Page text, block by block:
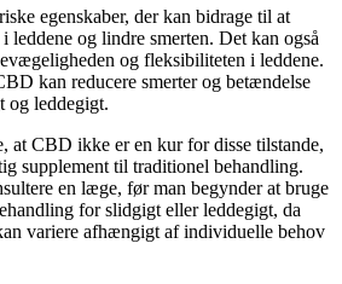
egenskaber, der kan bidrage til at
leddene og lindre smerten. Det kan også
og fleksibiliteten i leddene.
kan reducere smerter og betændelse
og leddegigt.
at CBD ikke er en kur for disse tilstande,
supplement til traditionel behandling.
en læge, før man begynder at bruge
for slidgigt eller leddegigt, da
variere afhængigt af individuelle behov